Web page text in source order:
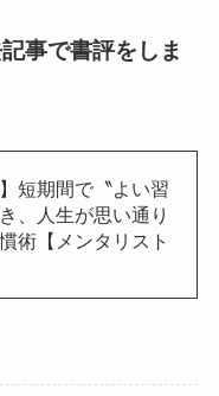
事で書評をしま
短期間で〝よい習
、人生が思い通り
術【メンタリスト